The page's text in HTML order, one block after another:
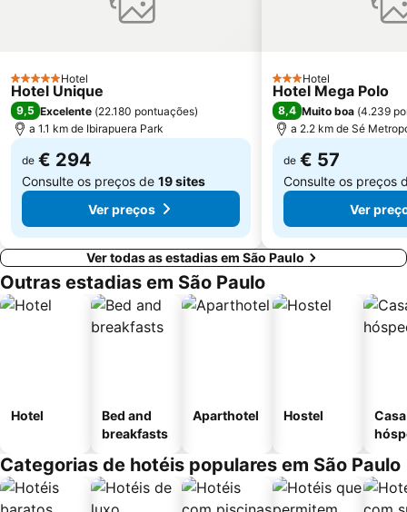
Pinacoteca do Estado
Cubatão
FRANCAL - International Shoes and Accessories Fashion Fair
5 EstrelasHotel
Hotel Unique
9,5 Excelente (22.180 pontuações)
a 1.1 km de Ibirapuera Park
de € 294
Consulte os preços de 19 sites
Ver preços
3 Estrelas
Hotel
Hotel Mega Polo
8,4 Muito boa (4.239
a 2.2 km de Sé
de € 57
Consulte os preços
Ver
Ver todas as estadias em São Paulo
Outras estadias em São Paulo
Hotel
Bed and
breakfasts
Aparthotel Hostel
Categorias de hotéis populares em São Paulo